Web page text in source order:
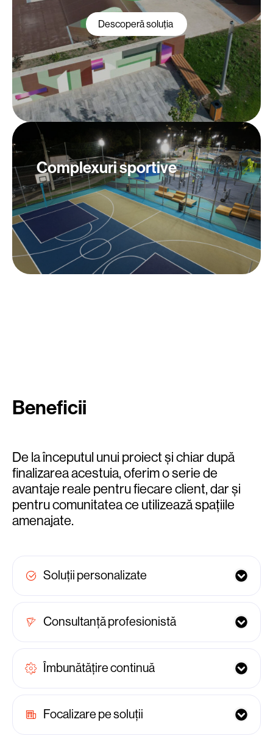
Descoperă soluția
Complexuri sportive
Beneficii
De la începutul unui proiect și chiar după
finalizarea acestuia, oferim o serie de
avantaje reale pentru fiecare client, dar și
pentru comunitatea ce utilizează spațiile
amenajate.
Soluții personalizate
Consultanță profesionistă
Îmbunătățire continuă
Focalizare pe soluții